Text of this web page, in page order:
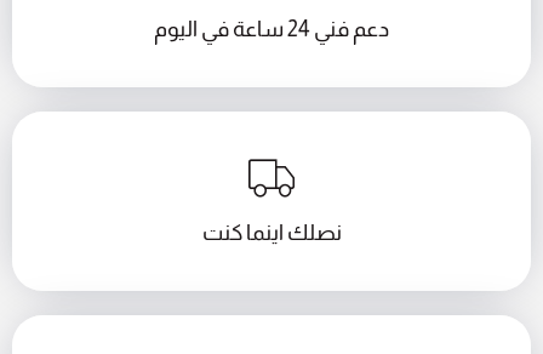
دعم فني 24 ساعة في اليوم
نصلك اينما كنت